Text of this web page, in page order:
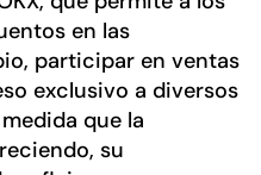
en las
participar en ventas
exclusivo a diversos
que la
su